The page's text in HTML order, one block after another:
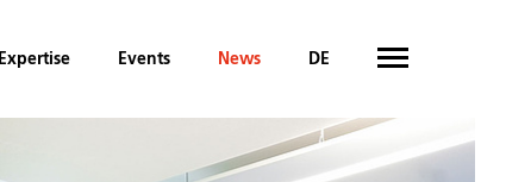
Expertise Events News DE